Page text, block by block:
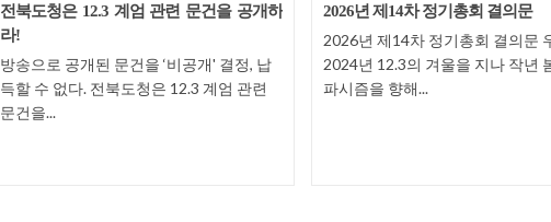
전북도청은 12.3 계엄 관련 문건을 공개하
라!
방송으로 공개된 문건을 ‘비공개' 결정, 납
득할 수 없다. 전북도청은 12.3 계엄 관련
문건을...
2026년 제14차 정기총회 결의문
2026년 제14차 정기총회 결의문
2024년 12.3의 겨울을 지나 작년
파시즘을 향해...